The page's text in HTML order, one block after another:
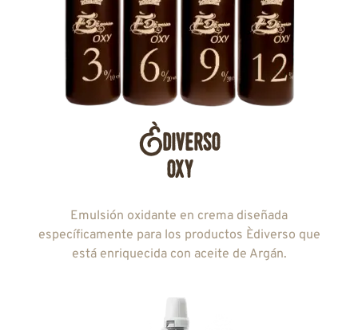
Èdiverso
oxy
Emulsión oxidante en crema diseñada
específicamente para los productos Èdiverso que
está enriquecida con aceite de Argán.